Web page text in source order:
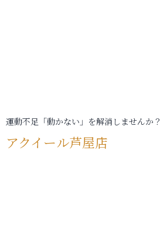
運動不足「動かない」を解消しませんか？
アクイール芦屋店